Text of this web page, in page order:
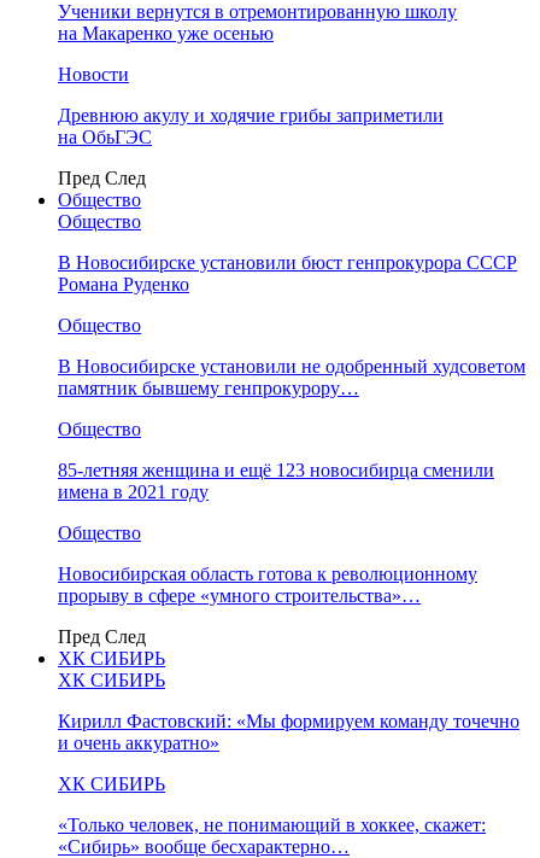
Ученики вернутся в отремонтированную школу
на Макаренко уже осенью
Новости
Древнюю акулу и ходячие грибы заприметили
на ОбьГЭС
Пред След
Общество
Общество
В Новосибирске установили бюст генпрокурора СССР
Романа Руденко
Общество
В Новосибирске установили не одобренный худсоветом
памятник бывшему генпрокурору…
Общество
85-летняя женщина и ещё 123 новосибирца сменили
имена в 2021 году
Общество
Новосибирская область готова к революционному
прорыву в сфере «умного строительства»…
Пред След
ХК СИБИРЬ
ХК СИБИРЬ
Кирилл Фастовский: «Мы формируем команду точечно
и очень аккуратно»
ХК СИБИРЬ
«Только человек, не понимающий в хоккее, скажет:
«Сибирь» вообще бесхарактерно…